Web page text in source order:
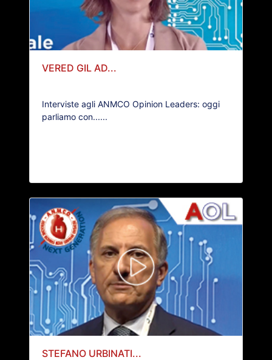
VERED GIL AD...
Interviste agli ANMCO Opinion Leaders: oggi
parliamo con......
STEFANO URBINATI...